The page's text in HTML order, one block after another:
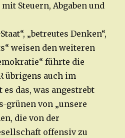
Steuern, Abgaben und
„betreutes Denken“,
weisen den weiteren
führte die
übrigens auch im
das, was angestrebt
grünen von „unsere
die von der
offensiv zu